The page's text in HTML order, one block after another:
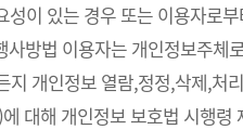
이 있는 경우 또는 이용자로
방법 이용자는 개인정보주체
개인정보 열람,정정,삭제,처
대해 개인정보 보호법 시행령